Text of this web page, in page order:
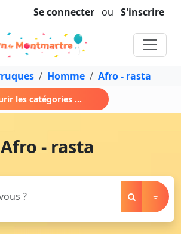
Se connecter ou S'inscrire
Homme Afro - rasta
les catégories ...
Afro - rasta